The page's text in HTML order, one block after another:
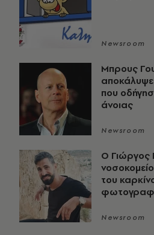
Newsroom
Μπρους
που
άνοιας
Newsroom
O
του
Newsroom